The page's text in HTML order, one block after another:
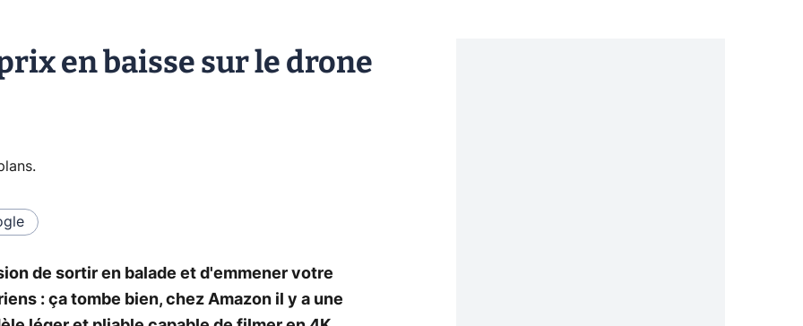
en baisse sur le drone
.
de sortir en balade et d'emmener votre
: ça tombe bien, chez Amazon il y a une